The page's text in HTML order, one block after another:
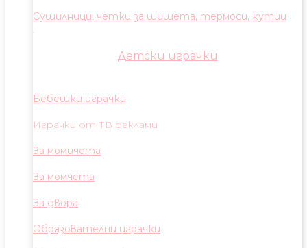
Сушилници, четки за шишета, термоси, кутии
Детски играчки
Бебешки играчки
Играчки от ТВ реклами
За момичета
За момчета
За двора
Образователни играчки